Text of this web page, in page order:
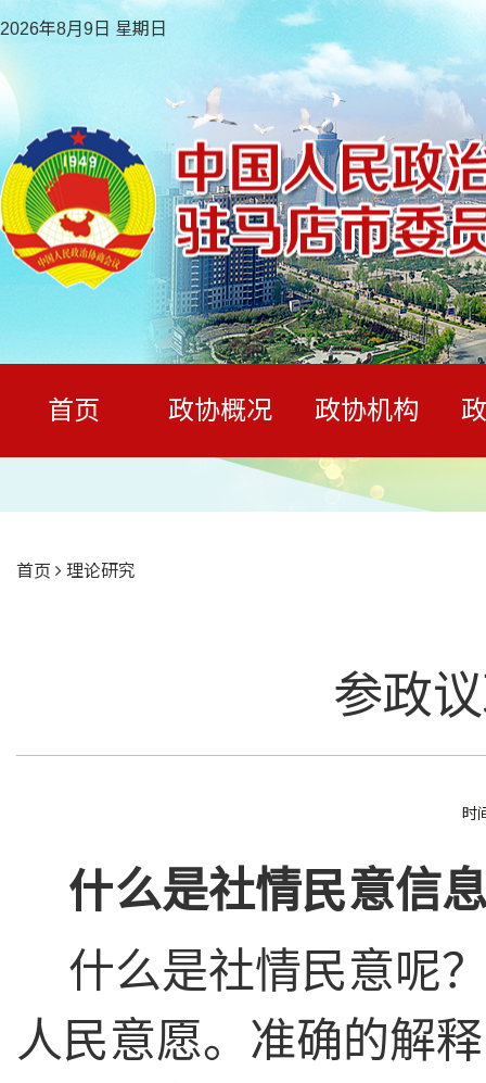
2026年8月9日 星期日
首页 政协概况 政协机构
首页 理论研究
参政
时
什么是社情民意信
什么是社情民意呢
人民意愿。准确的解